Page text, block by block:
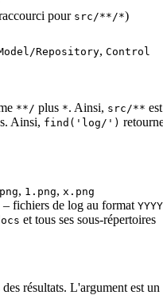
pour src/**/*)
Repository, Control
**/ plus *. Ainsi, src/**
Ainsi, find('log/')
, 1.png, x.png
– fichiers de log au format
et tous ses sous-répertoires
résultats. L'argument est